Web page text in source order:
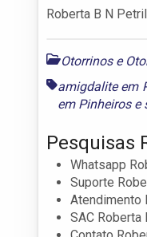
Roberta B N
Otorrinos e
amigdalite em
em Pinheirose
Pesquisas
Whatsapp
Suporte
Atendimento
SAC